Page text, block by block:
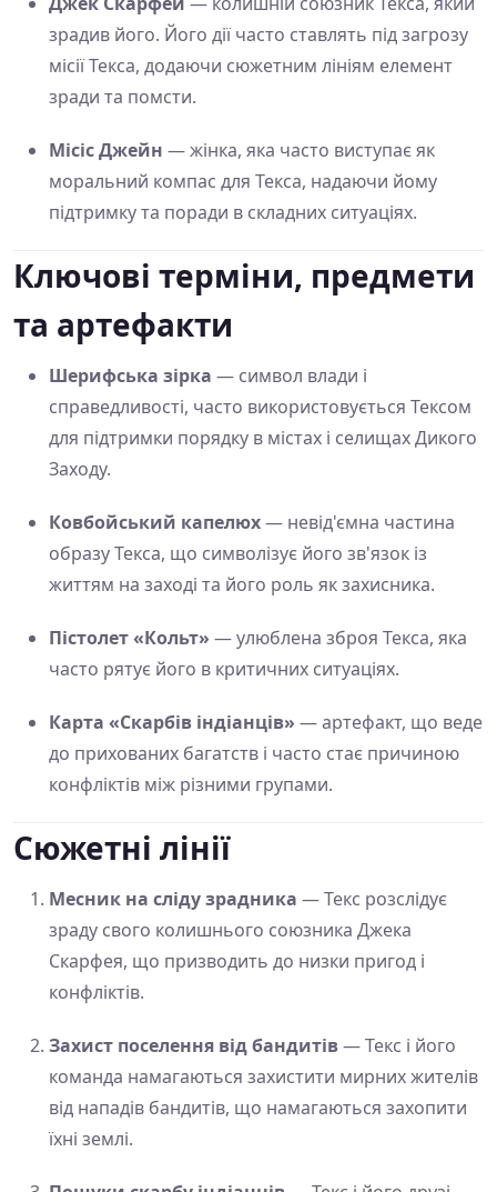
зрадив його. Його дії часто ставлять під загрозу
місії Текса, додаючи сюжетним лініям елемент
зради та помсти.
Місіс Джейн — жінка, яка часто виступає як
моральний компас для Текса, надаючи йому
підтримку та поради в складних ситуаціях.
Ключові терміни, предмети
та артефакти
Шерифська зірка — символ влади і
справедливості, часто використовується Тексом
для підтримки порядку в містах і селищах Дикого
Заходу.
Ковбойський капелюх— невід'ємна частина
образу Текса, що символізує його зв'язок із
життям на заході та його роль як захисника.
Пістолет «Кольт» — улюблена зброя Текса, яка
часто рятує його в критичних ситуаціях.
Карта «Скарбів індіанців» — артефакт, що веде
до прихованих багатств і часто стає причиною
конфліктів між різними групами.
Сюжетні лінії
Месник на сліду зрадника — Текс розслідує
зраду свого колишнього союзника Джека
Скарфея, що призводить до низки пригод і
конфліктів.
Захист поселення від бандитів— Текс і його
команда намагаються захистити мирних жителів
від нападів бандитів, що намагаються захопити
їхні землі.